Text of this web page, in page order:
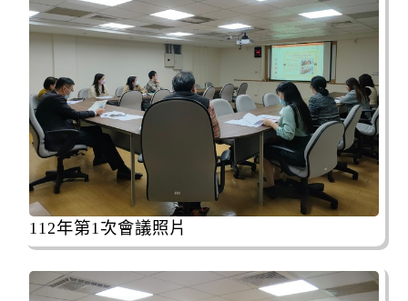
112年第1次會議照片